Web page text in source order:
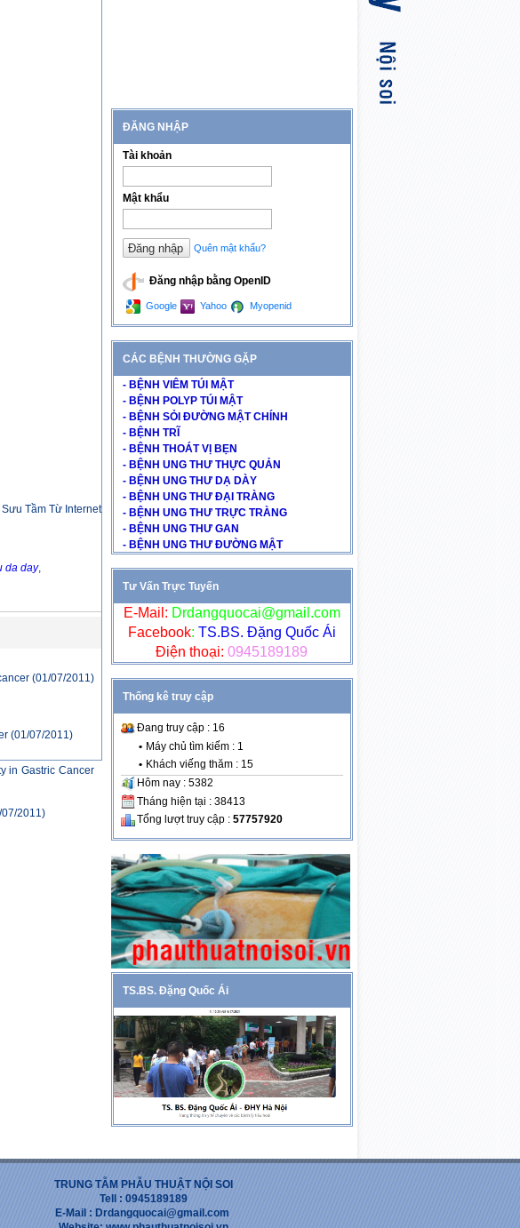
Sưu Tầm Từ Internet
da day,
(01/07/2011)
(01/07/2011)
in Gastric Cancer
2011)
ĐĂNG NHẬP
Tài khoản
Mật khẩu
Quên mật khẩu?
Đăng nhập bằng OpenID
Google Yahoo Myopenid
CÁC BỆNH THƯỜNG GẶP
- BỆNH VIÊM TÚI MẬT
- BỆNH POLYP TÚI MẬT
- BỆNH SỎI ĐƯỜNG MẬT CHÍNH
- BỆNH TRĨ
- BỆNH THOÁT VỊ BẸN
- BỆNH UNG THƯ THỰC QUẢN
- BỆNH UNG THƯ DẠ DÀY
- BỆNH UNG THƯ ĐẠI TRÀNG
- BỆNH UNG THƯ TRỰC TRÀNG
- BỆNH UNG THƯ GAN
- BỆNH UNG THƯ ĐƯỜNG MẬT
Tư Vấn Trực Tuyến
E-Mail: Drdangquocai@gmail.com
Facebook: TS.BS. Đặng Quốc Ái
Điện thoại: 0945189189
Thống kê truy cập
Đang truy cập : 16
• Máy chủ tìm kiếm : 1
• Khách viếng thăm : 15
Hôm nay : 5382
Tháng hiện tại : 38413
Tổng lượt truy cập : 57757920
TS.BS. Đặng Quốc Ái
TRUNG TẪM PHẪU THUẬT NỘI SOI
Tell : 0945189189
E-Mail : Drdangquocai@gmail.com